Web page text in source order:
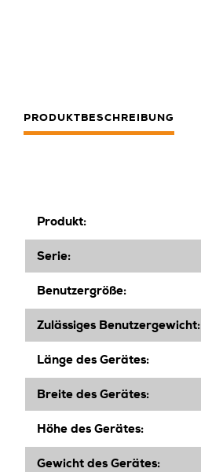
PRODUKTBESCHREIBUNG
Produkt:
Serie:
Benutzergröße:
Zulässiges Benutzergewicht:
Länge des Gerätes:
Breite des Gerätes:
Höhe des Gerätes:
Gewicht des Gerätes: